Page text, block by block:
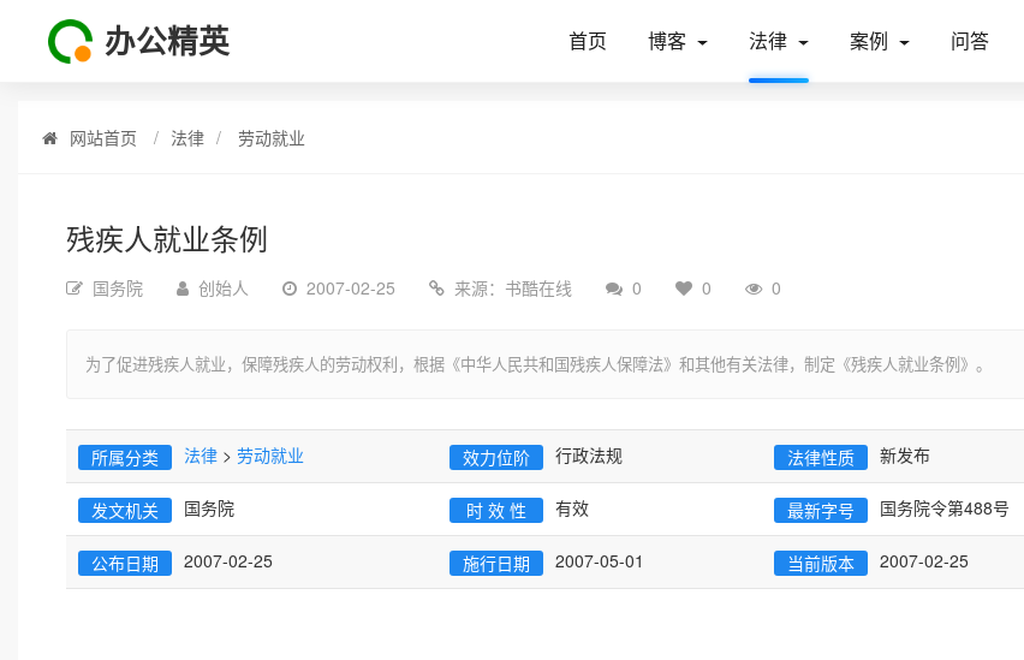
办公精英 首页 博客 法律 案例 问答
网站首页 法律 劳动就业
残疾人就业条例
国务院 创始人 2007-02-25 来源： 书酷在线 0 0 0
为了促进残疾人就业，保障残疾人的劳动权利，根据《中华人民共和国残疾人保障法》和其他有关法律，制定《残疾人就业条例》。
所属分类 法律 > 劳动就业 效力位阶 行政法规 法律性质 新发布
发文机关 国务院 时 效 性 有效 最新字号 国务院令第488号
公布日期 2007-02-25 施行日期 2007-05-01 当前版本 2007-02-25